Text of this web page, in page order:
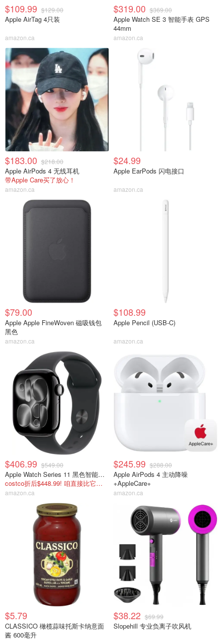
$109.99 $129.00
Apple AirTag 4只装
amazon.ca
$319.00 $369.00
Apple Watch SE 3 智能手表 GPS
44mm
amazon.ca
$183.00 $218.00
Apple AirPods 4 无线耳机
带Apple Care买了放心！
amazon.ca
$24.99
Apple EarPods 闪电接口
amazon.ca
$79.00
Apple Apple FineWoven 磁吸钱包
黑色
amazon.ca
$108.99
Apple Pencil (USB-C)
amazon.ca
$406.99 $549.00
Apple Watch Series 11 黑色智能手表 42mm
costco折后$448.99! 咱直接比它再省$42
amazon.ca
$245.99 $288.00
Apple AirPods 4 主动降噪
+AppleCare+
amazon.ca
$5.79
CLASSICO 橄榄蒜味托斯卡纳意面
酱 600毫升
$38.22 $69.99
Slopehill 专业负离子吹风机